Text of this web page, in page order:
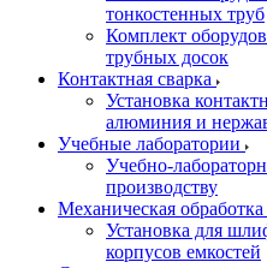
тонкостенных труб
Комплект
трубных досок
Контактная сварка
Установка
алюминия и
Учебные лаборатории
Учебно-
производству
Механическая обработка
Установка для
корпусов емкостей